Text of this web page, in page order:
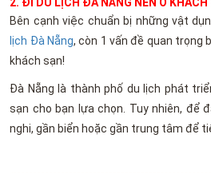
Bên cạnh việc chuẩn bị những vật
lịch Đà Nẵng, còn 1 vấn đề quan trọng
khách sạn!
Đà Nẵng là thành phố du lịch phát
sạn cho bạn lựa chọn. Tuy nhiên, để
nghi, gần biển hoặc gần trung tâm để